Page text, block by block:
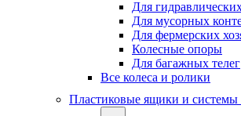
Для
Для мусорных
Для фермерских
Колесные опоры
Для багажных телег
Все колеса и ролики
Пластиковые ящики и системы